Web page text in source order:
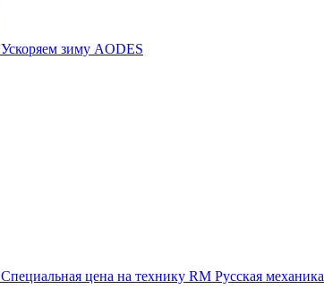
Ускоряем зиму AODES
Специальная цена на технику RM Русская механика